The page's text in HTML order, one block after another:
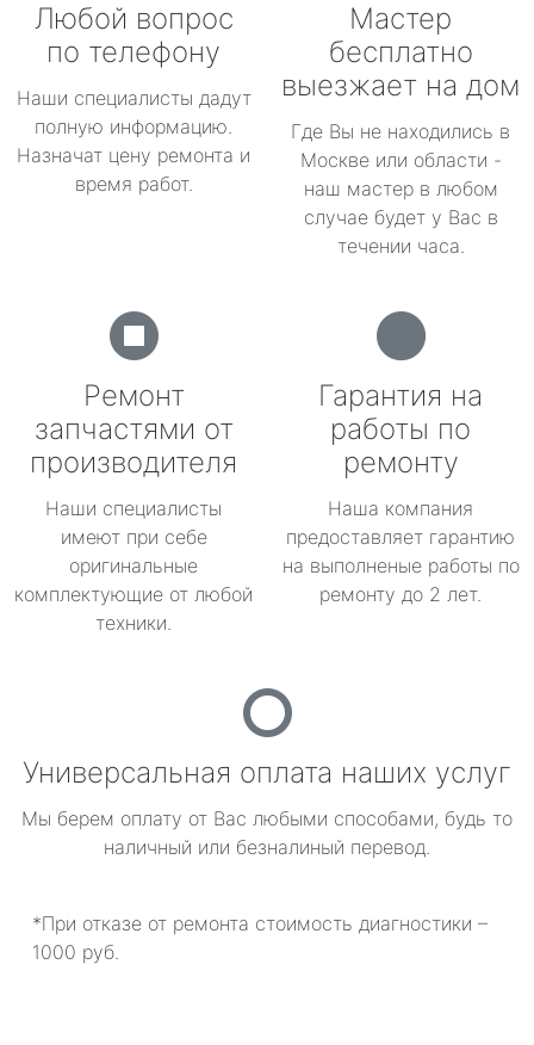
Любой вопрос
по телефону
Наши специалисты дадут
полную информацию.
Назначат цену ремонта и
время работ.
Мастер
бесплатно
выезжает на дом
Где Вы не находились в
Москве или области -
наш мастер в любом
случае будет у Вас в
течении часа.
Ремонт
запчастями от
производителя
Наши специалисты
имеют при себе
оригинальные
комплектующие от любой
техники.
Гарантия на
работы по
ремонту
Наша компания
предоставляет гарантию
на выполненые работы по
ремонту до 2 лет.
Универсальная оплата наших услуг
Мы берем оплату от Вас любыми способами, будь то
наличный или безналиный перевод.
*При отказе от ремонта стоимость диагностики –
1000 руб.